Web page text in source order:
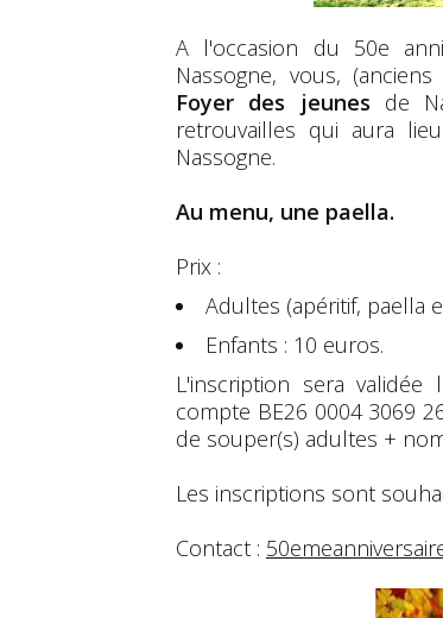
A l'occasion du 50e
Nassogne, vous, (anciens
Foyer des jeunes de
retrouvailles qui aura
Nassogne.
Au menu, une paella.
Prix :
Adultes (apéritif, paella
Enfants : 10 euros.
L'inscription sera
compte BE26 0004 3069
de souper(s) adultes +
Les inscriptions sont
Contact :